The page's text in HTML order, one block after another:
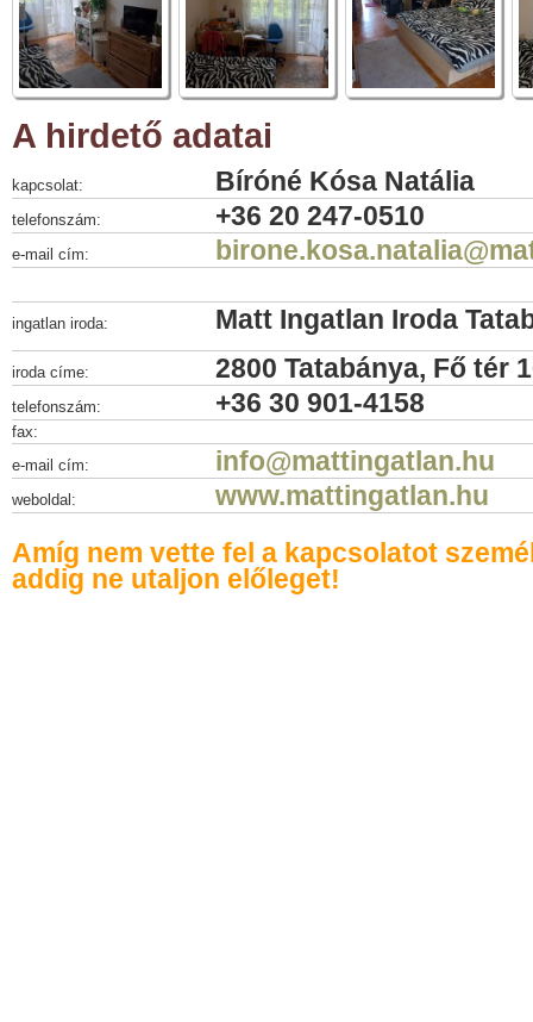
A hirdető adatai
kapcsolat: Bíróné Kósa Natália
telefonszám: +36 20 247-0510
e-mail cím:
ingatlan iroda: Matt Ingatlan Iroda
iroda címe: 2800 Tatabánya, Fő tér
telefonszám: +36 30 901-4158
fax:
e-mail cím:
info@mattingatlan.hu
weboldal:
www.mattingatlan.hu
Amíg nem vette fel a kapcsolatot
addig ne utaljon előleget!